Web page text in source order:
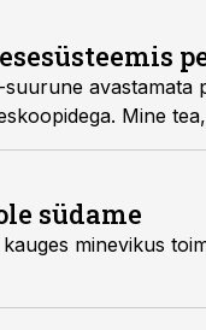
avastamata
Mine
südame
minevikus